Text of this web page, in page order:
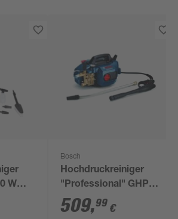
W
Bosch
Hochdruckreiniger
"Professional" GHP
5-13 C
509,99 €